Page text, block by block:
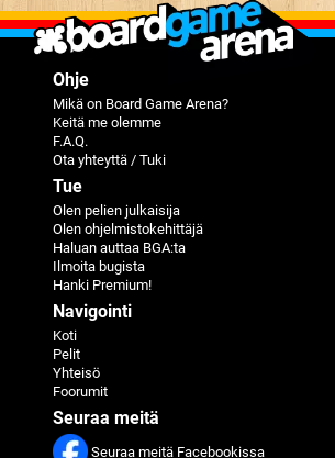
Ohje
Mikä on Board Game Arena?
Keitä me olemme
F.A.Q.
Ota yhteyttä / Tuki
Tue
Olen pelien julkaisija
Olen ohjelmistokehittäjä
Haluan auttaa BGA:ta
Ilmoita bugista
Hanki Premium!
Navigointi
Koti
Pelit
Yhteisö
Foorumit
Seuraa meitä
Seuraa meitä Facebookissa